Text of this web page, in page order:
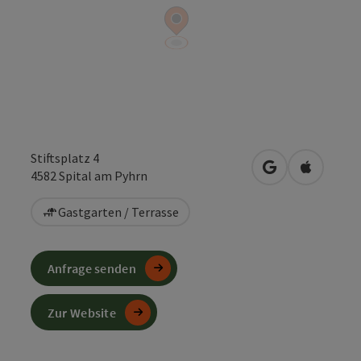
Stiftsplatz 4
4582Spital am Pyhrn in Googlein Apple
Gastgarten / Terrasse
Anfrage senden
Zur Website